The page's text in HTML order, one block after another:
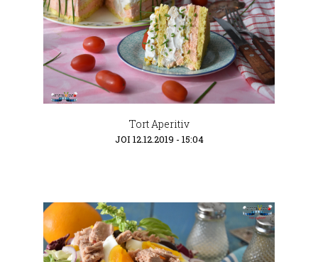
Tort Aperitiv
JOI 12.12.2019 - 15:04